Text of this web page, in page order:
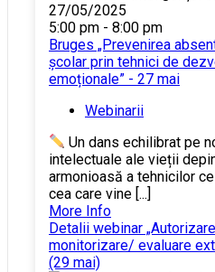
27/05/2025
5:00 pm - 8:00 pm
Bruges „Prevenirea
școlar prin tehnici de
emoționale” - 27 mai
Webinarii
Un dans echilibrat pe
intelectuale ale vieții
armonioasă a tehnicilor
cea care vine [...]
More Info
Detalii webinar
monitorizare/ evaluare
(29 mai)